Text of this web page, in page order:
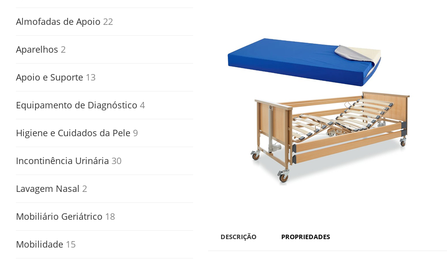
Almofadas de Apoio 22
Aparelhos 2
Apoio e Suporte 13
Equipamento de Diagnóstico 4
Higiene e Cuidados da Pele 9
Incontinência Urinária 30
Lavagem Nasal 2
Mobiliário Geriátrico 18
Mobilidade 15
DESCRIÇÃO PROPRIEDADES